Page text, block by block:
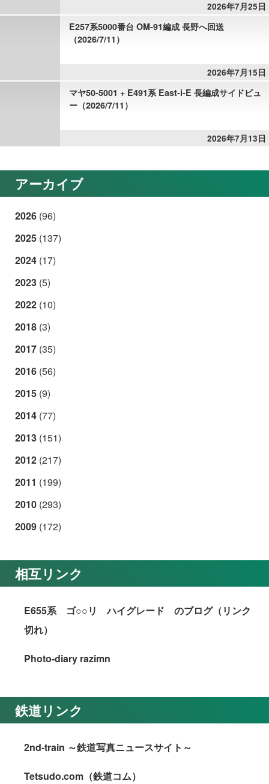
2026年7月25日
E257系5000番台 OM-91編成 長野へ回送
（2026/7/11）
2026年7月15日
マヤ50-5001 + E491系 East-i-E 長編成サイドビュ
ー（2026/7/11）
2026年7月13日
アーカイブ
2026 (96)
2025 (137)
2024 (17)
2023 (5)
2022 (10)
2018 (3)
2017 (35)
2016 (56)
2015 (9)
2014 (77)
2013 (151)
2012 (217)
2011 (199)
2010 (293)
2009 (172)
相互リンク
E655系 ゴ○○リ ハイグレード のブログ（リンク
切れ）
Photo-diary razimn
鉄道リンク
2nd-train ～鉄道写真ニュースサイト～
Tetsudo.com（鉄道コム）